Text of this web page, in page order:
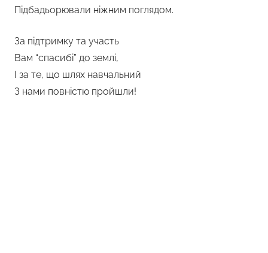
Підбадьорювали ніжним поглядом.
За підтримку та участь
Вам “спасибі” до землі,
І за те, що шлях навчальний
З нами повністю пройшли!